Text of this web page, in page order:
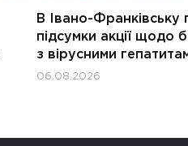
В Івано-Франківську
підсумки акції щодо
з вірусними
06.08.2026